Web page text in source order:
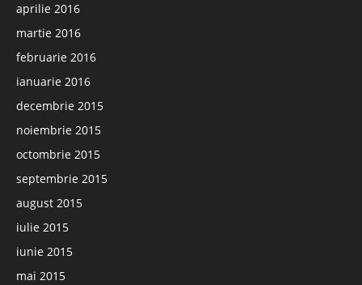
aprilie 2016
martie 2016
februarie 2016
ianuarie 2016
decembrie 2015
noiembrie 2015
octombrie 2015
septembrie 2015
august 2015
iulie 2015
iunie 2015
mai 2015